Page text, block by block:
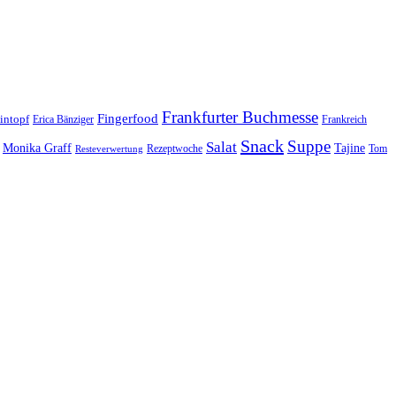
Erica Bänziger Fingerfood Frankfurter Buchmesse Frankreich
Monika Graff Resteverwertung Rezeptwoche Salat Snack Suppe Tajine Tom